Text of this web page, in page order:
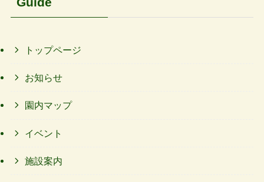
トップページ
お知らせ
園内マップ
イベント
施設案内